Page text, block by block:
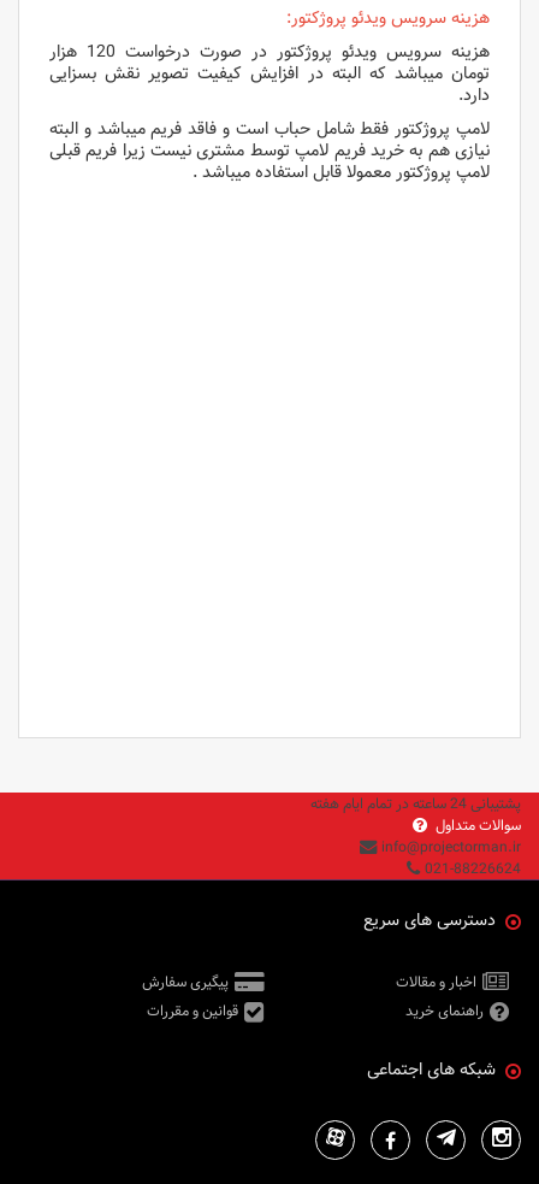
هزینه سرویس ویدئو پروژکتور:
هزینه سرویس ویدئو پروژکتور
در صورت درخواست 120 هزار
تومان میباشد که البته در افزایش کیفیت تصویر نقش بسزایی
دارد.
لامپ پروژکتور فقط شامل حباب است و فاقد فریم میباشد و البته
نیازی هم به خرید فریم لامپ توسط مشتری نیست زیرا فریم قبلی
لامپ پروژکتور معمولا قابل استفاده میباشد .
پشتیبانی 24 ساعته در تمام ایام هفته
سوالات متداول
info@projectorman.ir
021-88226624
دسترسی های سریع
اخبار و مقالات
پیگیری سفارش
راهنمای خرید
قوانین و مقررات
شبکه های اجتماعی